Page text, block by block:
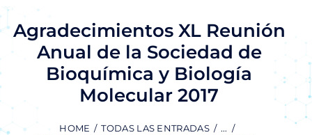
Agradecimientos XL Reunión
Anual de la Sociedad de
Bioquímica y Biología
Molecular 2017
HOME TODAS LAS ENTRADAS
...